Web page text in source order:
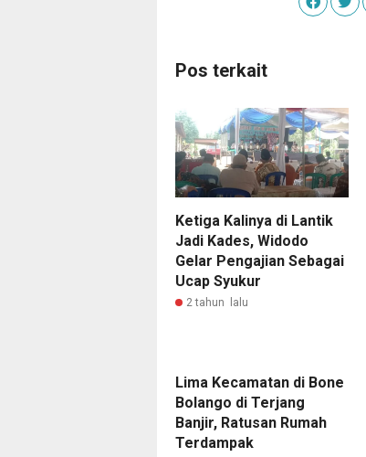
Pos terkait
Ketiga Kalinya di Lantik
Jadi Kades, Widodo
Gelar Pengajian Sebagai
Ucap Syukur
2 tahun lalu
Lima Kecamatan di Bone
Bolango di Terjang
Banjir, Ratusan Rumah
Terdampak